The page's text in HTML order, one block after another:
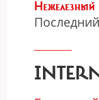
Нежелезный